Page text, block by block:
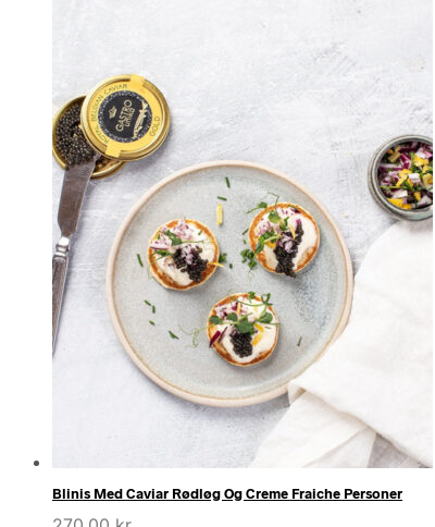
Blinis Med Caviar Rødløg Og Creme Fraiche Personer